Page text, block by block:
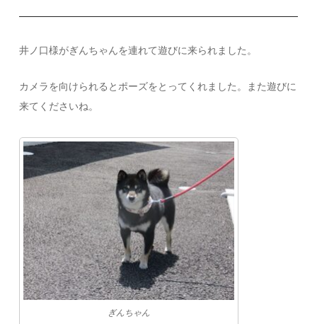
井ノ口様がぎんちゃんを連れて遊びに来られました。
カメラを向けられるとポーズをとってくれました。また遊びに
来てくださいね。
ぎんちゃん